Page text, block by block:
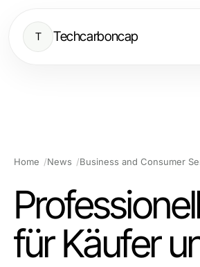
T Techcarboncap
Home News Business and Consumer
für Käufer